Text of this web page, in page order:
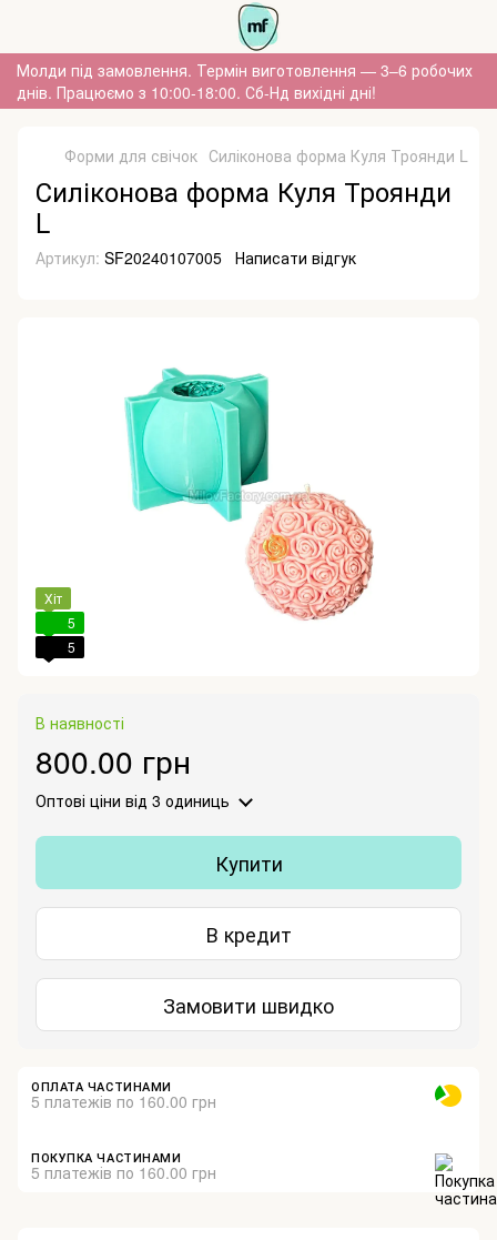
Молди під замовлення. Термін виготовлення — 3–6 робочих
днів. Працюємо з 10:00-18:00. Сб-Нд вихідні дні!
Форми для свічок Силіконова форма Куля Троянди L
Силіконова форма Куля Троянди
L
Артикул: SF20240107005 Написати відгук
Хіт
5
5
В наявності
800.00 грн
Оптові ціни від 3 одиниць
Купити
В кредит
Замовити швидко
ОПЛАТА ЧАСТИНАМИ
5 платежів по 160.00 грн
ПОКУПКА ЧАСТИНАМИ
5 платежів по 160.00 грн